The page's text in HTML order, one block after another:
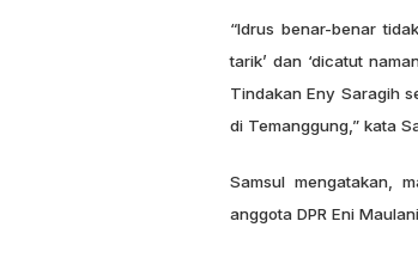
“Idrus benar-benar
tarik’ dan ‘dicatut
Tindakan Eny Saragih
di Temanggung,” kata
Samsul mengatakan,
anggota DPR Eni